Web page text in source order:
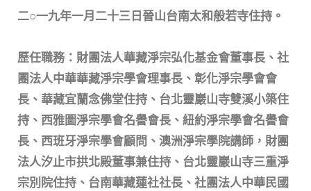
二○一九年一月二十三日晉山台南太和般若寺住持。
歷任職務：財團法人華藏淨宗弘化基金會董事長、社
團法人中華華藏淨宗學會理事長、彰化淨宗學會會
長、華藏宜蘭念佛堂住持、台北靈巖山寺雙溪小築住
持、西雅圖淨宗學會名譽會長、紐約淨宗學會名譽會
長、西班牙淨宗學會顧問、澳洲淨宗學院講師，財團
法人汐止市拱北殿董事兼住持、台北靈巖山寺三重淨
宗別院住持、台南華藏蓮社社長、社團法人中華民國